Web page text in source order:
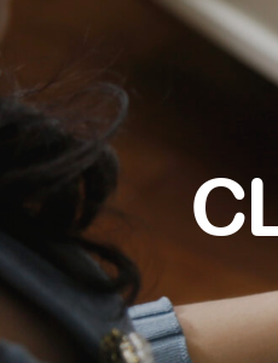
all health articles
and Conditions
and Procedures
About us
Discover our commitment to
Our history
Careers
Services
care for your
care
care
Facilities
care for your
polyclinics
primary and specialty care
clinics
and treatment in one place